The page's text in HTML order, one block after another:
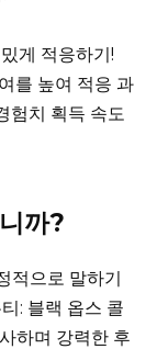
게 적응하기!
를 높여 적응 과
험치 획득 속도
까?
적으로 말하기
: 블랙 옵스 콜
하며 강력한 후